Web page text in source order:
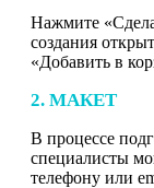
Нажмите
создания
«Добавить в
2. МАКЕТ
В процессе
специалисты
телефону или